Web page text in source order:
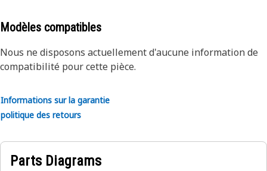
Modèles compatibles
Nous ne disposons actuellement d'aucune information de
compatibilité pour cette pièce.
Informations sur la garantie
politique des retours
Parts Diagrams